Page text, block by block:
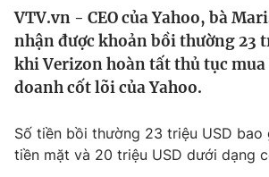
Thế giới
Tin tức
Thế giới đó đây
Kinh tế
Thị trường
Truyền hình
VTV.vn - CEO của Yahoo, bà
nhận được khoản bồi thường 23
khi Verizon hoàn tất thủ tục
doanh cốt lõi của Yahoo.
Số tiền bồi thường 23 triệu USD bao
tiền mặt và 20 triệu USD dưới dạng